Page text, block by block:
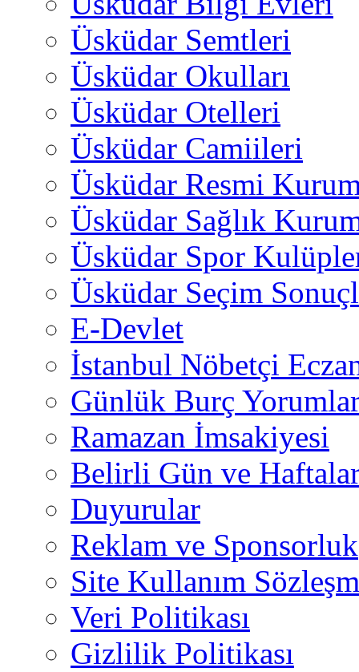
Üsküdar Semtleri
Üsküdar Okulları
Üsküdar Otelleri
Üsküdar Camiileri
Üsküdar Resmi
Üsküdar Sağlık
Üsküdar Spor
Üsküdar Seçim
E-Devlet
İstanbul Nöbetçi
Günlük Burç
Ramazan İmsakiyesi
Belirli Gün ve
Duyurular
Reklam ve Sponsorluk
Site Kullanım
Veri Politikası
Gizlilik Politikası